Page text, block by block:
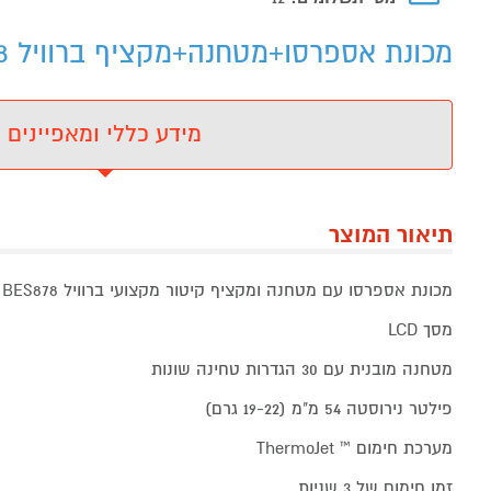
מכונת אספרסו+מטחנה+מקציף ברוויל BREVILLE BES878 - מידע נוסף
מידע כללי ומאפיינים
תיאור המוצר
מכונת אספרסו עם מטחנה ומקציף קיטור מקצועי ברוויל BREVILLE BES878
מסך LCD
מטחנה מובנית עם 30 הגדרות טחינה שונות
פילטר נירוסטה 54 מ"מ (19-22 גרם)
מערכת חימום ™ ThermoJet